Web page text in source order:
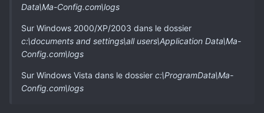
Data\Ma-Config.com\logs
Sur Windows 2000/XP/2003 dans le dossier
c:\documents and settings\all users\Application Data\Ma-
Config.com\logs
Sur Windows Vista dans le dossier c:\ProgramData\Ma-
Config.com\logs